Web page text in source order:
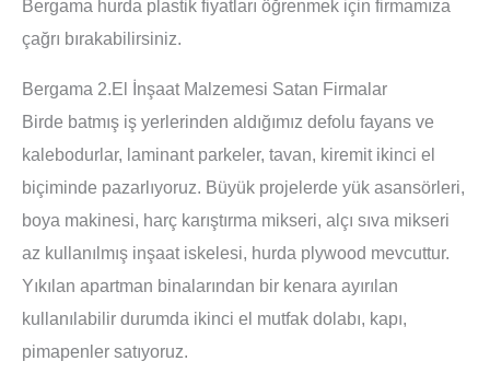
Bergama hurda plastik fiyatları öğrenmek için firmamıza
çağrı bırakabilirsiniz.
Bergama 2.El İnşaat Malzemesi Satan Firmalar
Birde batmış iş yerlerinden aldığımız defolu fayans ve
kalebodurlar, laminant parkeler, tavan, kiremit ikinci el
biçiminde pazarlıyoruz. Büyük projelerde yük asansörleri,
boya makinesi, harç karıştırma mikseri, alçı sıva mikseri
az kullanılmış inşaat iskelesi, hurda plywood mevcuttur.
Yıkılan apartman binalarından bir kenara ayırılan
kullanılabilir durumda ikinci el mutfak dolabı, kapı,
pimapenler satıyoruz.